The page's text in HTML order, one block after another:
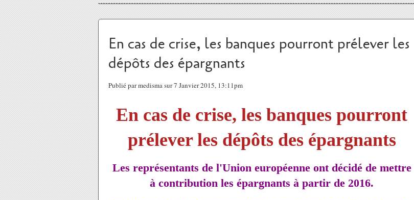
En cas de crise, les banques pourront prélever les
dépôts des épargnants
Publié par medisma sur 7 Janvier 2015, 13:11pm
En cas de crise, les banques pourront
prélever les dépôts des épargnants
Les représentants de l'Union européenne ont décidé de mettre
à contribution les épargnants à partir de 2016.